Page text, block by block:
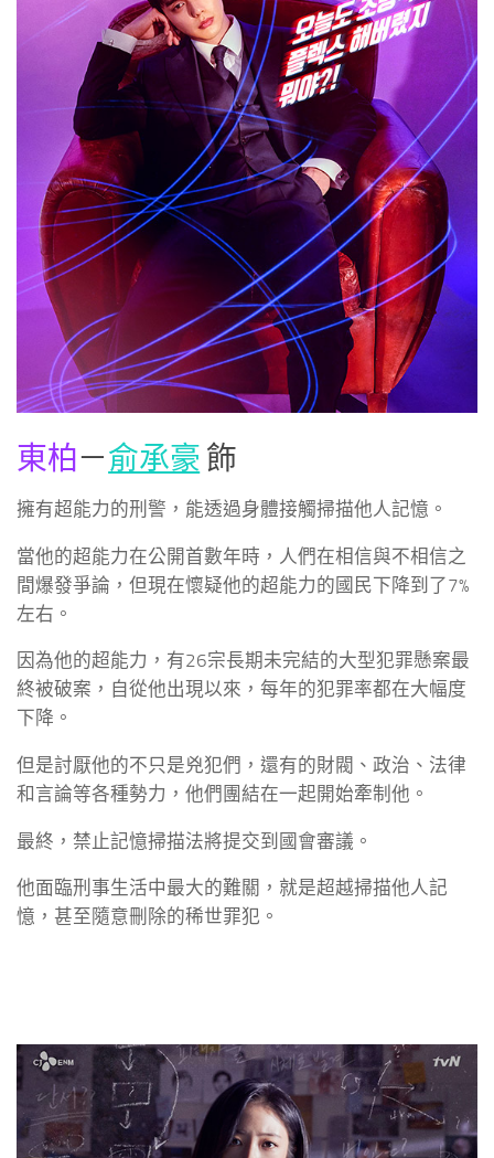
東柏－俞承豪 飾
擁有超能力的刑警，能透過身體接觸掃描他人記憶。
當他的超能力在公開首數年時，人們在相信與不相信之
間爆發爭論，但現在懷疑他的超能力的國民下降到了7%
左右。
因為他的超能力，有26宗長期未完結的大型犯罪懸案最
終被破案，自從他出現以來，每年的犯罪率都在大幅度
下降。
但是討厭他的不只是兇犯們，還有的財閥、政治、法律
和言論等各種勢力，他們團結在一起開始牽制他。
最終，禁止記憶掃描法將提交到國會審議。
他面臨刑事生活中最大的難關，就是超越掃描他人記
憶，甚至隨意刪除的稀世罪犯。